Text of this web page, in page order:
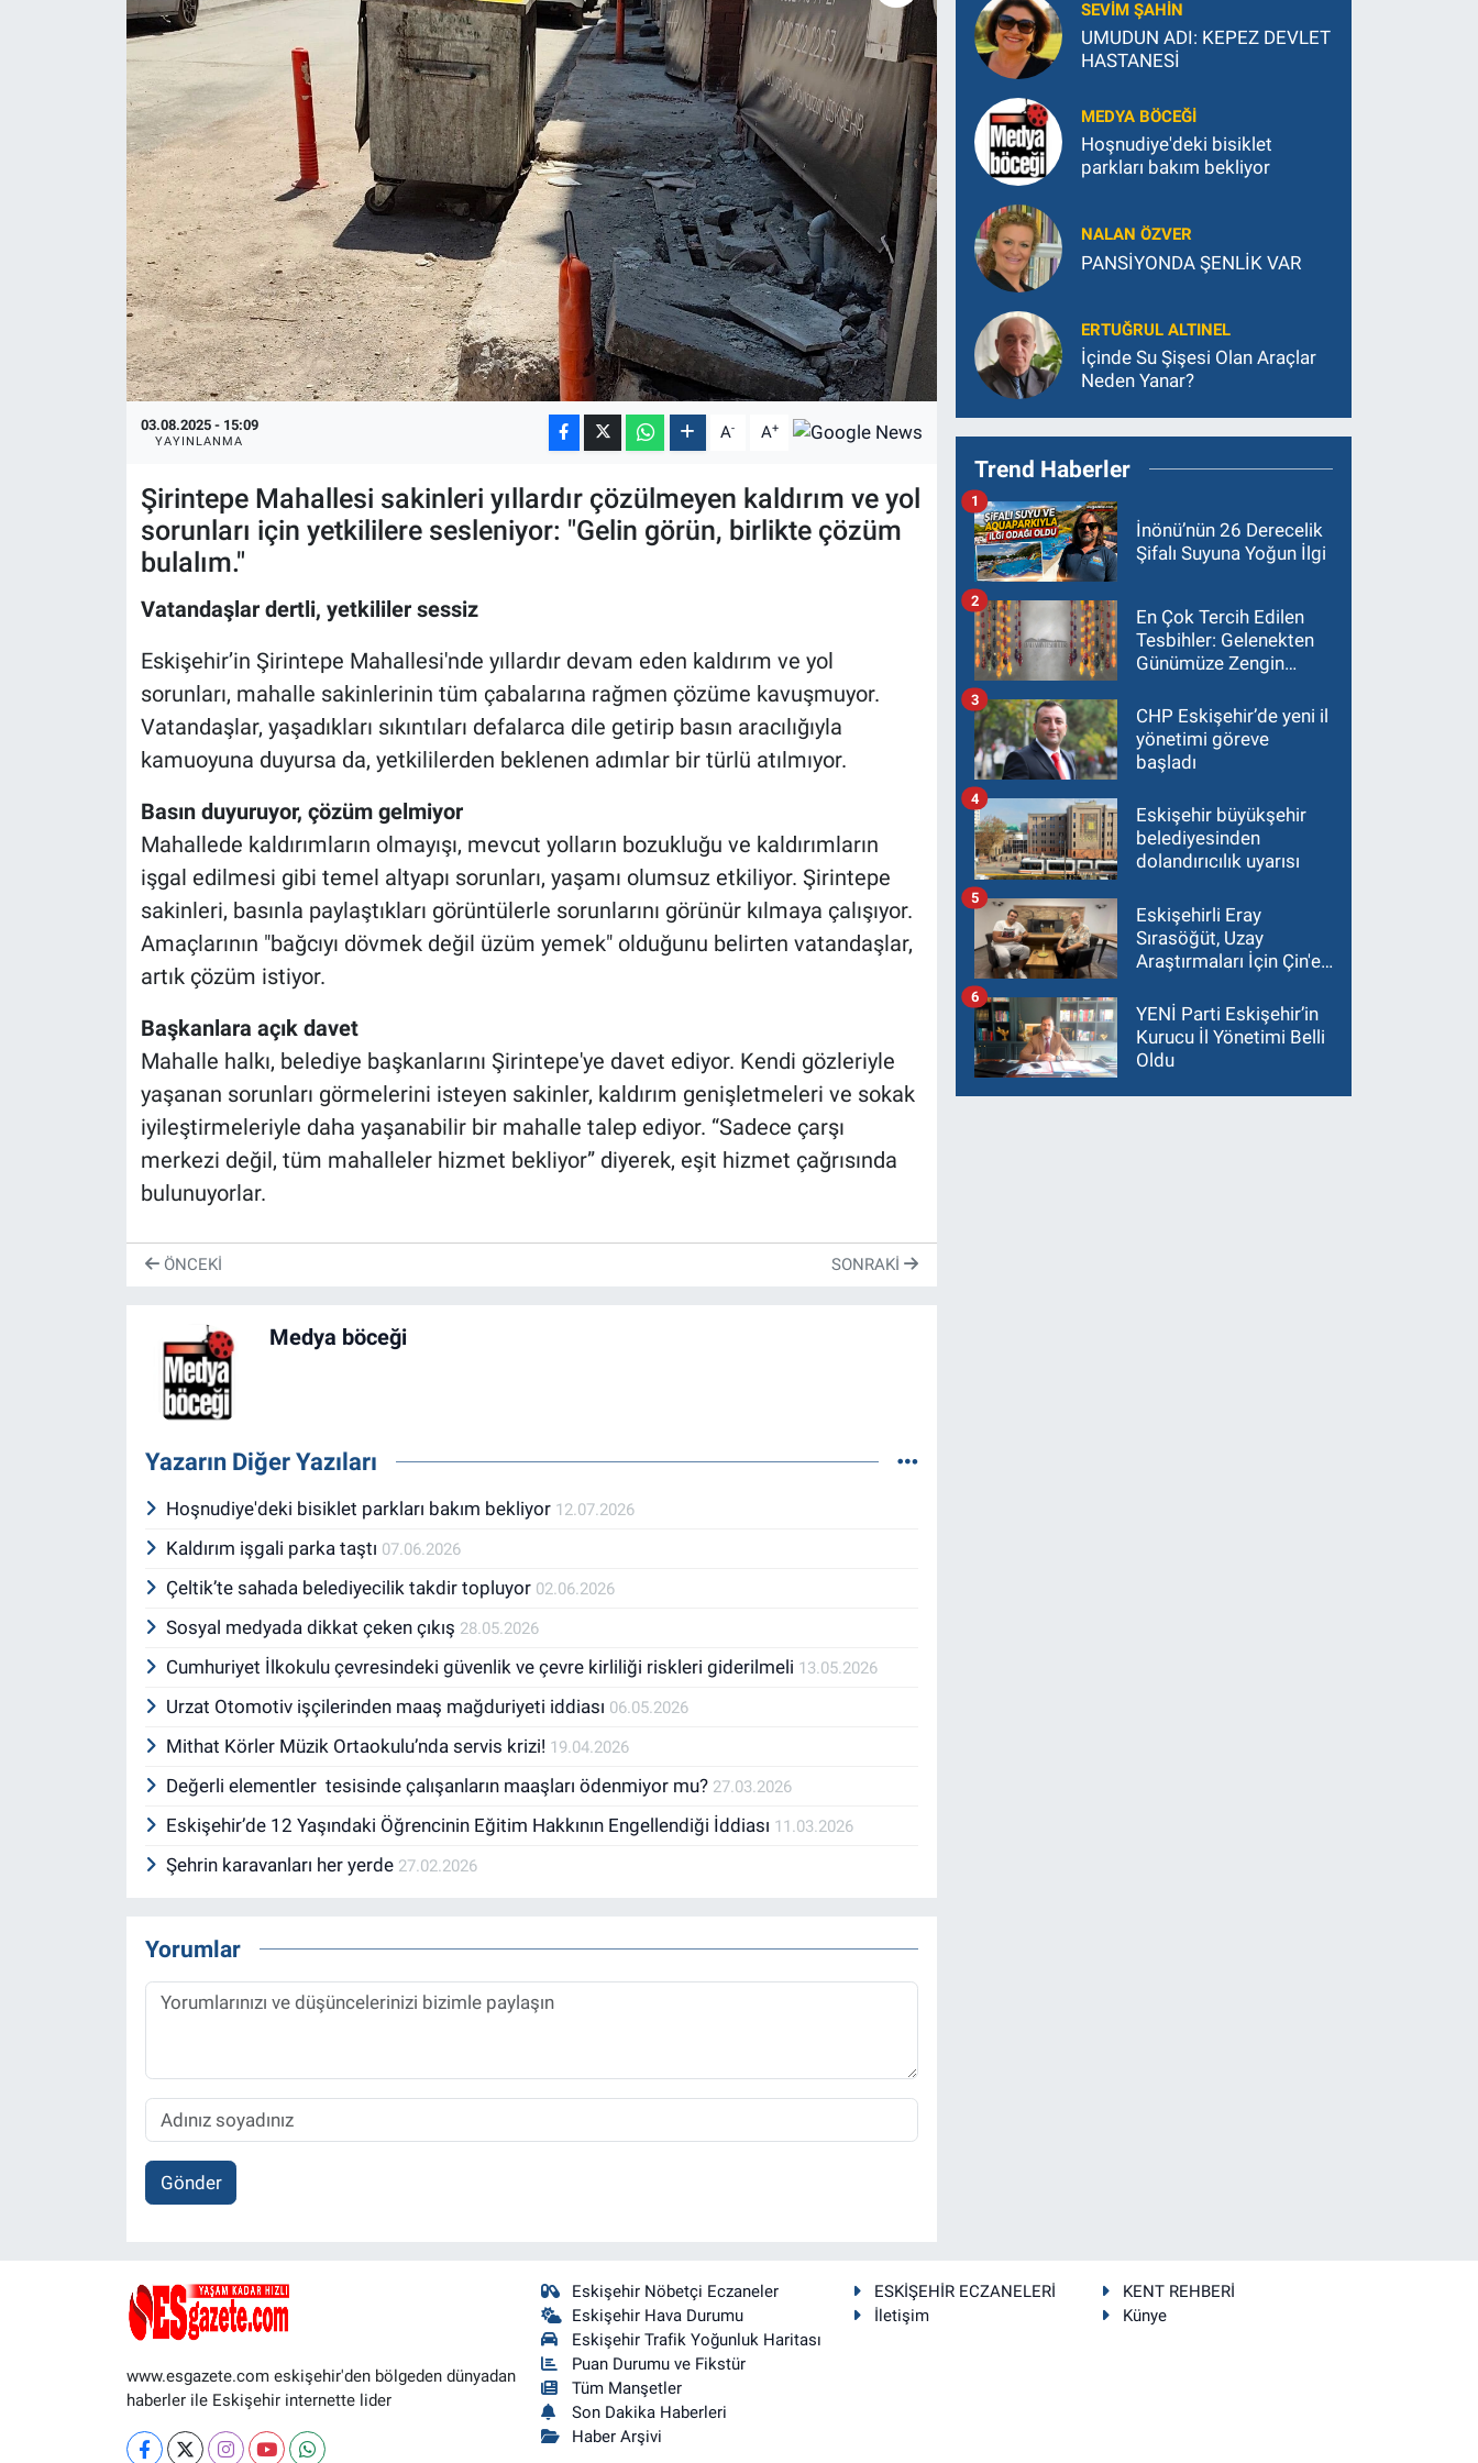
03.08.2025 - 15:09
YAYINLANMA A- A+
Şirintepe Mahallesi sakinleri yıllardır çözülmeyen kaldırım ve yol
sorunları için yetkililere sesleniyor: "Gelin görün, birlikte çözüm
bulalım."
Vatandaşlar dertli, yetkililer sessiz
Eskişehir’in Şirintepe Mahallesi'nde yıllardır devam eden kaldırım ve yol
sorunları, mahalle sakinlerinin tüm çabalarına rağmen çözüme kavuşmuyor.
Vatandaşlar, yaşadıkları sıkıntıları defalarca dile getirip basın aracılığıyla
kamuoyuna duyursa da, yetkililerden beklenen adımlar bir türlü atılmıyor.
Basın duyuruyor, çözüm gelmiyor
Mahallede kaldırımların olmayışı, mevcut yolların bozukluğu ve kaldırımların
işgal edilmesi gibi temel altyapı sorunları, yaşamı olumsuz etkiliyor. Şirintepe
sakinleri, basınla paylaştıkları görüntülerle sorunlarını görünür kılmaya çalışıyor.
Amaçlarının "bağcıyı dövmek değil üzüm yemek" olduğunu belirten vatandaşlar,
artık çözüm istiyor.
Başkanlara açık davet
Mahalle halkı, belediye başkanlarını Şirintepe'ye davet ediyor. Kendi gözleriyle
yaşanan sorunları görmelerini isteyen sakinler, kaldırım genişletmeleri ve sokak
iyileştirmeleriyle daha yaşanabilir bir mahalle talep ediyor. “Sadece çarşı
merkezi değil, tüm mahalleler hizmet bekliyor” diyerek, eşit hizmet çağrısında
bulunuyorlar.
ÖNCEKI SONRAKI
Medya böceği
Yazarın Diğer Yazıları
Hoşnudiye'deki bisiklet parkları bakım bekliyor 12.07.2026
Kaldırım işgali parka taştı 07.06.2026
Çeltik’te sahada belediyecilik takdir topluyor 02.06.2026
Sosyal medyada dikkat çeken çıkış 28.05.2026
Cumhuriyet İlkokulu çevresindeki güvenlik ve çevre kirliliği riskleri giderilmeli 13.05.2026
Urzat Otomotiv işçilerinden maaş mağduriyeti iddiası 06.05.2026
Mithat Körler Müzik Ortaokulu’nda servis krizi! 19.04.2026
Değerli elementler tesisinde çalışanların maaşları ödenmiyor mu? 27.03.2026
Eskişehir’de 12 Yaşındaki Öğrencinin Eğitim Hakkının Engellendiği İddiası 11.03.2026
Şehrin karavanları her yerde 27.02.2026
Yorumlar
Gönder
SEVIM ŞAHIN
UMUDUN ADI: KEPEZ DEVLET
HASTANESİ
MEDYA BÖCEĞI
Hoşnudiye'deki bisiklet
parkları bakım bekliyor
NALAN ÖZVER
PANSİYONDA ŞENLİK VAR
ERTUĞRUL ALTINEL
İçinde Su Şişesi Olan Araçlar
Neden Yanar?
Trend Haberler
İnönü’nün 26 Derecelik
Şifalı Suyuna Yoğun İlgi
1
En Çok Tercih Edilen
Tesbihler: Gelenekten
Günümüze Zengin
2
CHP Eskişehir’de yeni il
yönetimi göreve
başladı
3
Eskişehir büyükşehir
belediyesinden
dolandırıcılık uyarısı
4
Eskişehirli Eray
Sırasöğüt, Uzay
Araştırmaları İçin Çin'e
5
YENİ Parti Eskişehir’in
Kurucu İl Yönetimi Belli
Oldu
6
www.esgazete.com eskişehir'den bölgeden dünyadan
haberler ile Eskişehir internette lider
Eskişehir Nöbetçi Eczaneler
Eskişehir Hava Durumu
Eskişehir Trafik Yoğunluk Haritası
Puan Durumu ve Fikstür
Tüm Manşetler
Son Dakika Haberleri
Haber Arşivi
ESKİŞEHİR ECZANELERİ
KENT REHBERİ
İletişim
Künye
Politika
Kütahya
Bilim ve Teknoloji